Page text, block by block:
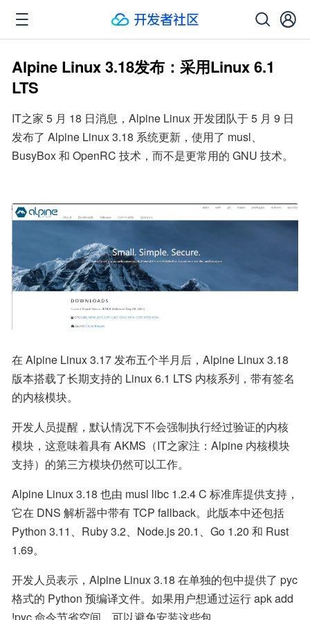
Alpine Linux 3.18发布：采用Linux 6.1
LTS
IT之家 5 月 18 日消息，Alpine Linux 开发团队于 5 月 9 日
发布了 Alpine Linux 3.18 系统更新，使用了 musl、
BusyBox 和 OpenRC 技术，而不是更常用的 GNU 技术。
在 Alpine Linux 3.17 发布五个半月后，Alpine Linux 3.18
版本搭载了长期支持的 Linux 6.1 LTS 内核系列，带有签名
的内核模块。
开发人员提醒，默认情况下不会强制执行经过验证的内核
模块，这意味着具有 AKMS（IT之家注：Alpine 内核模块
支持）的第三方模块仍然可以工作。
Alpine Linux 3.18 也由 musl libc 1.2.4 C 标准库提供支持，
它在 DNS 解析器中带有 TCP fallback。此版本中还包括
Python 3.11、Ruby 3.2、Node.js 20.1、Go 1.20 和 Rust
1.69。
开发人员表示，Alpine Linux 3.18 在单独的包中提供了 pyc
格式的 Python 预编译文件。如果用户想通过运行 apk add
!pyc 命令节省空间，可以避免安装这些包。